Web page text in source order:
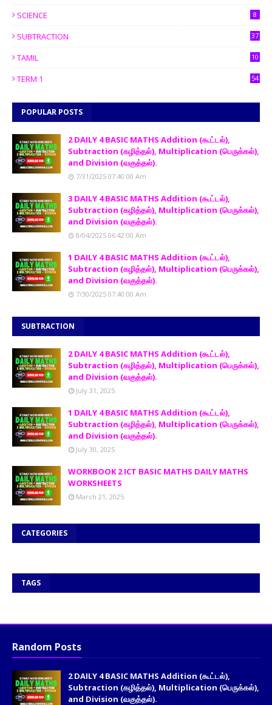
SCIENCE 8
SUBTRACTION 37
TAMIL 10
TERM 1 54
POPULAR POSTS
2 DAILY 4 BASIC MATHS Addition (கூட்டல்),
Subtraction (கழித்தல்), Multiplication (பெருக்கல்),
and Division (வகுத்தல்).
7/31/2025 07:40:00 Am
3 DAILY 4 BASIC MATHS Addition (கூட்டல்),
Subtraction (கழித்தல்), Multiplication (பெருக்கல்),
and Division (வகுத்தல்).
8/04/2025 06:42:00 Am
1 DAILY 4 BASIC MATHS Addition (கூட்டல்),
Subtraction (கழித்தல்), Multiplication (பெருக்கல்),
and Division (வகுத்தல்).
7/30/2025 07:40:00 Am
SUBTRACTION
2 DAILY 4 BASIC MATHS Addition (கூட்டல்),
Subtraction (கழித்தல்), Multiplication (பெருக்கல்),
and Division (வகுத்தல்).
July 31, 2025
1 DAILY 4 BASIC MATHS Addition (கூட்டல்),
Subtraction (கழித்தல்), Multiplication (பெருக்கல்),
and Division (வகுத்தல்).
July 30, 2025
WORKBOOK 2 ICT BASIC MATHS DAILY MATHS
WORKSHEETS
March 21, 2025
CATEGORIES
TAGS
Random Posts
2 DAILY 4 BASIC MATHS Addition (கூட்டல்),
Subtraction (கழித்தல்), Multiplication (பெருக்கல்),
and Division (வகுத்தல்).